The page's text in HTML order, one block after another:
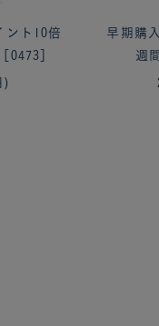
ント10倍
0473］
)
早期購
週